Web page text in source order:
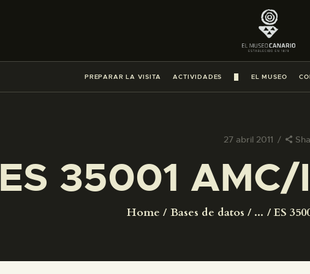
PREPARAR LA VISITA ACTIVIDADES EL MUSEO
27 abril 2011
ES 35001
Home Bases de datos ... ES
PREPARAR LA VISITA
ACTIVIDADES
█
COLECCIONES
DIDÁCTICA